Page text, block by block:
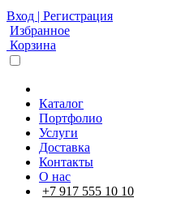
Вход | Регистрация
Избранное
Корзина
Каталог
Портфолио
Услуги
Доставка
Контакты
О нас
+7 917 555 10 10